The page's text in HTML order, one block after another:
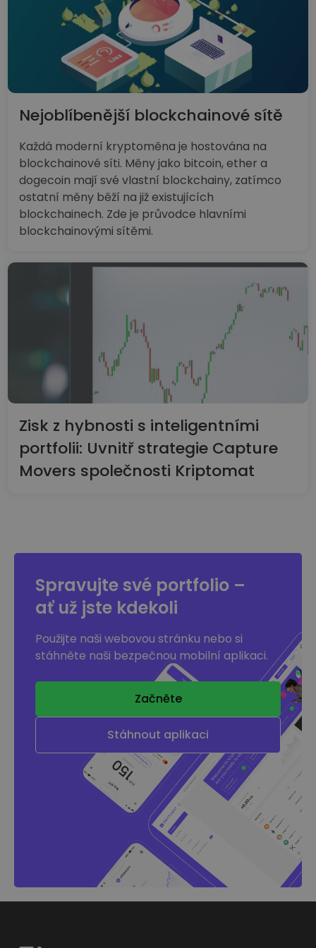
Nejoblíbenější blockchainové sítě
Každá moderní kryptoměna je hostována na
blockchainové síti. Měny jako bitcoin, ether a
dogecoin mají své vlastní blockchainy, zatímco
ostatní měny běží na již existujících
blockchainech. Zde je průvodce hlavními
blockchainovými sítěmi.
Zisk z hybnosti s inteligentními
portfolii: Uvnitř strategie Capture
Movers společnosti Kriptomat
Spravujte své portfolio –
ať už jste kdekoli
Použijte naši webovou stránku nebo si
stáhněte naši bezpečnou mobilní aplikaci.
Začněte
Stáhnout aplikaci